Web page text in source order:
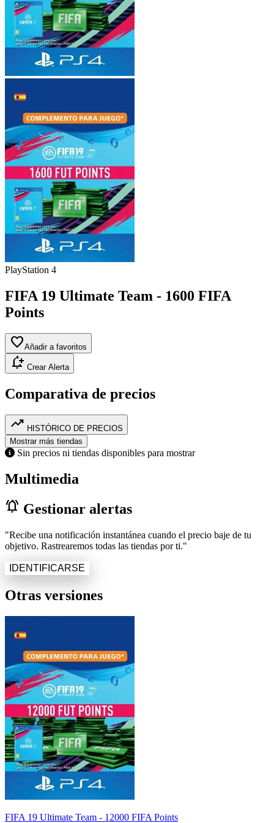
PlayStation 4
FIFA 19 Ultimate Team - 1600 FIFA
Points
favoriteAñadir a favoritos
notification_add Crear Alerta
Comparativa de precios
trending_up HISTÓRICO DE PRECIOS
Mostrar más tiendas
Sin precios ni tiendas disponibles para mostrar
Multimedia
notifications_active Gestionar alertas
"Recibe una notificación instantánea cuando el precio baje de tu
objetivo. Rastrearemos todas las tiendas por ti."
IDENTIFICARSE
Otras versiones
FIFA 19 Ultimate Team - 12000 FIFA Points